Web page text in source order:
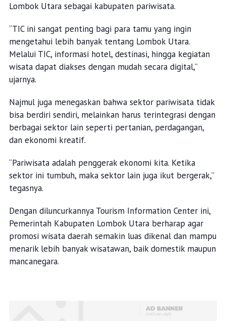
Lombok Utara sebagai kabupaten pariwisata.
“TIC ini sangat penting bagi para tamu yang ingin
mengetahui lebih banyak tentang Lombok Utara.
Melalui TIC, informasi hotel, destinasi, hingga kegiatan
wisata dapat diakses dengan mudah secara digital,”
ujarnya.
Najmul juga menegaskan bahwa sektor pariwisata tidak
bisa berdiri sendiri, melainkan harus terintegrasi dengan
berbagai sektor lain seperti pertanian, perdagangan,
dan ekonomi kreatif.
“Pariwisata adalah penggerak ekonomi kita. Ketika
sektor ini tumbuh, maka sektor lain juga ikut bergerak,”
tegasnya.
Dengan diluncurkannya Tourism Information Center ini,
Pemerintah Kabupaten Lombok Utara berharap agar
promosi wisata daerah semakin luas dikenal dan mampu
menarik lebih banyak wisatawan, baik domestik maupun
mancanegara.